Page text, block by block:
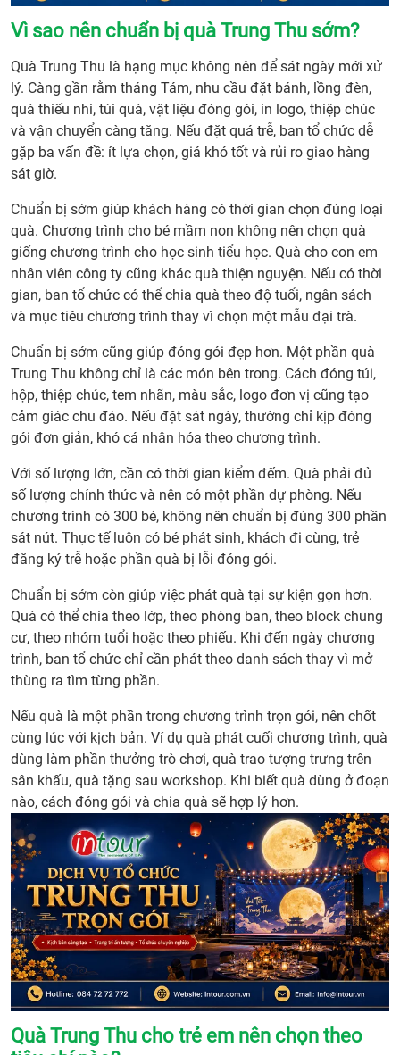
Vì sao nên chuẩn bị quà Trung Thu sớm?
Quà Trung Thu là hạng mục không nên để sát ngày mới xử
lý. Càng gần rằm tháng Tám, nhu cầu đặt bánh, lồng đèn,
quà thiếu nhi, túi quà, vật liệu đóng gói, in logo, thiệp chúc
và vận chuyển càng tăng. Nếu đặt quá trễ, ban tổ chức dễ
gặp ba vấn đề: ít lựa chọn, giá khó tốt và rủi ro giao hàng
sát giờ.
Chuẩn bị sớm giúp khách hàng có thời gian chọn đúng loại
quà. Chương trình cho bé mầm non không nên chọn quà
giống chương trình cho học sinh tiểu học. Quà cho con em
nhân viên công ty cũng khác quà thiện nguyện. Nếu có thời
gian, ban tổ chức có thể chia quà theo độ tuổi, ngân sách
và mục tiêu chương trình thay vì chọn một mẫu đại trà.
Chuẩn bị sớm cũng giúp đóng gói đẹp hơn. Một phần quà
Trung Thu không chỉ là các món bên trong. Cách đóng túi,
hộp, thiệp chúc, tem nhãn, màu sắc, logo đơn vị cũng tạo
cảm giác chu đáo. Nếu đặt sát ngày, thường chỉ kịp đóng
gói đơn giản, khó cá nhân hóa theo chương trình.
Với số lượng lớn, cần có thời gian kiểm đếm. Quà phải đủ
số lượng chính thức và nên có một phần dự phòng. Nếu
chương trình có 300 bé, không nên chuẩn bị đúng 300 phần
sát nút. Thực tế luôn có bé phát sinh, khách đi cùng, trẻ
đăng ký trễ hoặc phần quà bị lỗi đóng gói.
Chuẩn bị sớm còn giúp việc phát quà tại sự kiện gọn hơn.
Quà có thể chia theo lớp, theo phòng ban, theo block chung
cư, theo nhóm tuổi hoặc theo phiếu. Khi đến ngày chương
trình, ban tổ chức chỉ cần phát theo danh sách thay vì mở
thùng ra tìm từng phần.
Nếu quà là một phần trong chương trình trọn gói, nên chốt
cùng lúc với kịch bản. Ví dụ quà phát cuối chương trình, quà
dùng làm phần thưởng trò chơi, quà trao tượng trưng trên
sân khấu, quà tặng sau workshop. Khi biết quà dùng ở đoạn
nào, cách đóng gói và chia quà sẽ hợp lý hơn.
Quà Trung Thu cho trẻ em nên chọn theo